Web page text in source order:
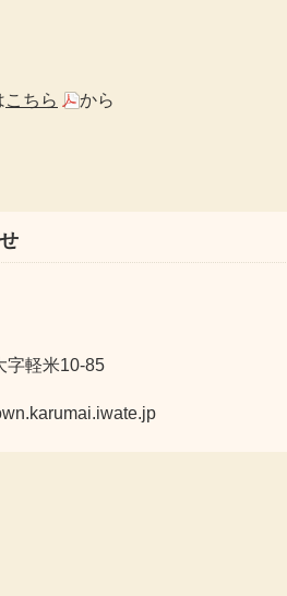
こちら から
軽米10-85